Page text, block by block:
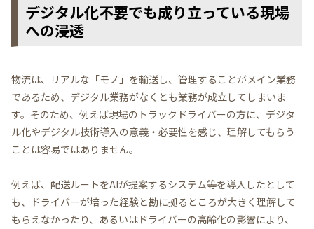
デジタル化不要でも成り立っている現場
への浸透
物流は、リアルな「モノ」を輸送し、管理することがメイン業務
であるため、デジタル業務がなくとも業務が成立してしまいま
す。そのため、例えば現場のトラックドライバーの方に、デジタ
ル化やデジタル技術導入の意義・必要性を感じ、理解してもらう
ことは容易ではありません。
例えば、配送ルートをAIが提案するシステム等を導入したとして
も、ドライバーが培った経験と勘に拠るところが大きく理解して
もらえなかったり、あるいはドライバーの高齢化の影響により、